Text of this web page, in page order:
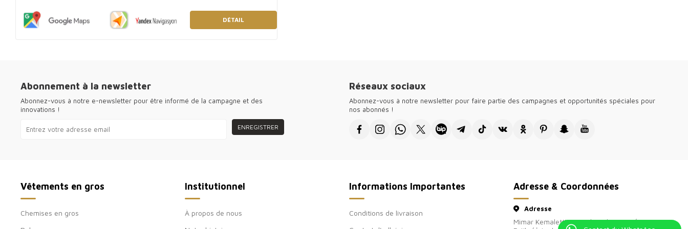
DÉTAIL
Abonnement à la newsletter
Abonnez-vous à notre e-newsletter pour être informé de la campagne et des
innovations !
ENREGISTRER
Réseaux sociaux
Abonnez-vous à notre newsletter pour faire partie des campagnes et opportunités spéciales pour
nos abonnés !
Vêtements en gros
Chemises en gros
Institutionnel
À propos de nous
Informations Importantes
Conditions de livraison
Adresse & Coordonnées
Adresse
Mimar Kemalettin, Azimkar Sk. No:44/C, 34130